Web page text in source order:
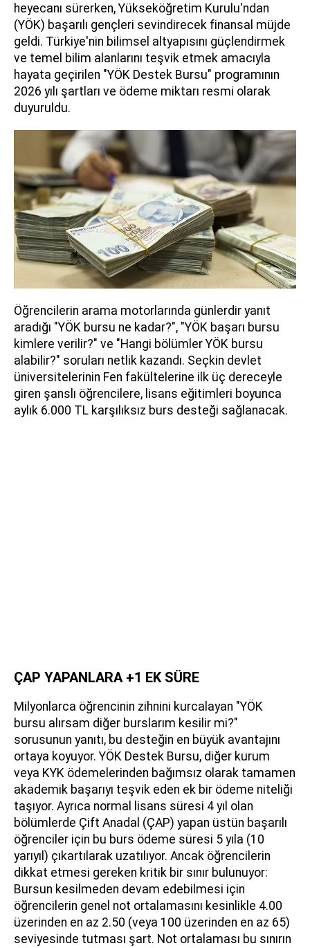
heyecanı sürerken, Yükseköğretim Kurulu'ndan
(YÖK) başarılı gençleri sevindirecek finansal müjde
geldi. Türkiye'nin bilimsel altyapısını güçlendirmek
ve temel bilim alanlarını teşvik etmek amacıyla
hayata geçirilen "YÖK Destek Bursu" programının
2026 yılı şartları ve ödeme miktarı resmi olarak
duyuruldu.
Öğrencilerin arama motorlarında günlerdir yanıt
aradığı "YÖK bursu ne kadar?", "YÖK başarı bursu
kimlere verilir?" ve "Hangi bölümler YÖK bursu
alabilir?" soruları netlik kazandı. Seçkin devlet
üniversitelerinin Fen fakültelerine ilk üç dereceyle
giren şanslı öğrencilere, lisans eğitimleri boyunca
aylık 6.000 TL karşılıksız burs desteği sağlanacak.
ÇAP YAPANLARA +1 EK SÜRE
Milyonlarca öğrencinin zihnini kurcalayan "YÖK
bursu alırsam diğer burslarım kesilir mi?"
sorusunun yanıtı, bu desteğin en büyük avantajını
ortaya koyuyor. YÖK Destek Bursu, diğer kurum
veya KYK ödemelerinden bağımsız olarak tamamen
akademik başarıyı teşvik eden ek bir ödeme niteliği
taşıyor. Ayrıca normal lisans süresi 4 yıl olan
bölümlerde Çift Anadal (ÇAP) yapan üstün başarılı
öğrenciler için bu burs ödeme süresi 5 yıla (10
yarıyıl) çıkartılarak uzatılıyor. Ancak öğrencilerin
dikkat etmesi gereken kritik bir sınır bulunuyor:
Bursun kesilmeden devam edebilmesi için
öğrencilerin genel not ortalamasını kesinlikle 4.00
üzerinden en az 2.50 (veya 100 üzerinden en az 65)
seviyesinde tutması şart. Not ortalaması bu sınırın